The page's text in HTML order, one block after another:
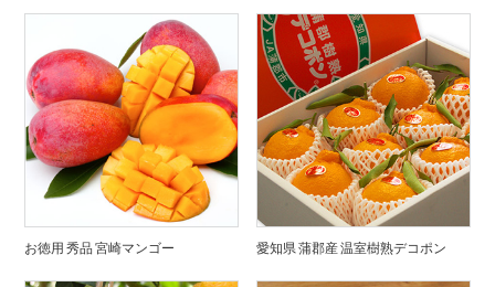
お徳用 秀品 宮崎マンゴー 愛知県 蒲郡産 温室樹熟デコポン